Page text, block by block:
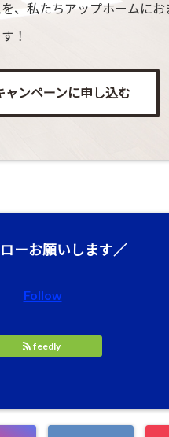
、私たちアップホームに
！
ャンペーンに申し込む
ーお願いします／
Follow
feedly